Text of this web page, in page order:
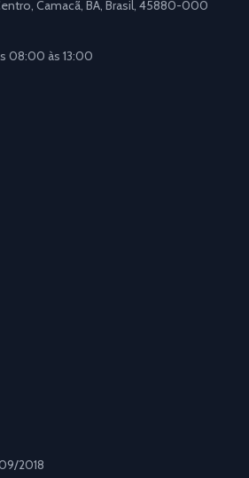
Camacã, BA, Brasil, 45880-000
08:00 às 13:00
2018